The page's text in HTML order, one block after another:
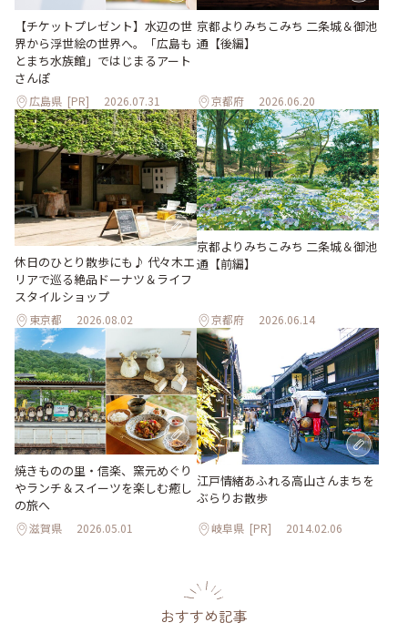
【チケットプレゼント】水辺の世
界から浮世絵の世界へ。「広島も
とまち水族館」ではじまるアート
さんぽ
広島県 [PR] 2026.07.31
京都よりみちこみち 二条城＆御池
通【後編】
京都府 2026.06.20
休日のひとり散歩にも♪ 代々木エ
リアで巡る絶品ドーナツ＆ライフ
スタイルショップ
東京都 2026.08.02
京都よりみちこみち 二条城＆御池
通【前編】
京都府 2026.06.14
焼きものの里・信楽、窯元めぐり
やランチ＆スイーツを楽しむ癒し
の旅へ
滋賀県 2026.05.01
江戸情緒あふれる高山さんまちを
ぶらりお散歩
岐阜県 [PR] 2014.02.06
おすすめ記事